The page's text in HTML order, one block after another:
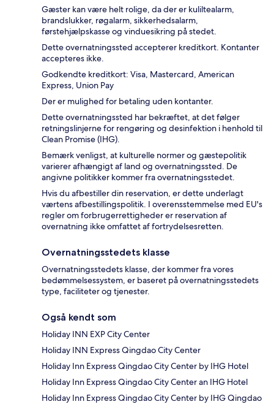
Gæster kan være helt rolige, da der er kuliltealarm,
brandslukker, røgalarm, sikkerhedsalarm,
førstehjælpskasse og vinduesikring på stedet.
Dette overnatningssted accepterer kreditkort. Kontanter
accepteres ikke.
Godkendte kreditkort: Visa, Mastercard, American
Express, Union Pay
Der er mulighed for betaling uden kontanter.
Dette overnatningssted har bekræftet, at det følger
retningslinjerne for rengøring og desinfektion i henhold til
Clean Promise (IHG).
Bemærk venligst, at kulturelle normer og gæstepolitik
varierer afhængigt af land og overnatningssted. De
angivne politikker kommer fra overnatningsstedet.
Hvis du afbestiller din reservation, er dette underlagt
værtens afbestillingspolitik. I overensstemmelse med EU's
regler om forbrugerrettigheder er reservation af
overnatning ikke omfattet af fortrydelsesretten.
Overnatningsstedets klasse
Overnatningsstedets klasse, der kommer fra vores
bedømmelsessystem, er baseret på overnatningsstedets
type, faciliteter og tjenester.
Også kendt som
Holiday INN EXP City Center
Holiday INN Express Qingdao City Center
Holiday Inn Express Qingdao City Center by IHG Hotel
Holiday Inn Express Qingdao City Center an IHG Hotel
Holiday Inn Express Qingdao City Center by IHG Qingdao